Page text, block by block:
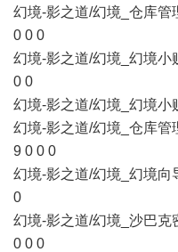
幻境-影之道/幻境_仓库管
0 0 0
幻境-影之道/幻境_幻境小
0 0
幻境-影之道/幻境_幻境小
幻境-影之道/幻境_仓库管
9 0 0 0
幻境-影之道/幻境_幻境向
0
幻境-影之道/幻境_沙巴克
0 0 0